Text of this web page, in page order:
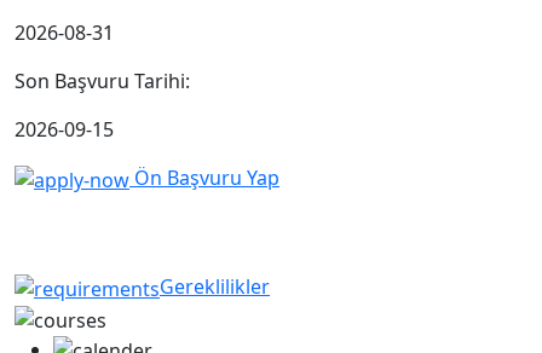
2026-08-31
Son Başvuru Tarihi:
2026-09-15
Ön Başvuru Yap
Gereklilikler